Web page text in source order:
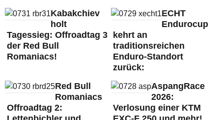
Kabakchiev
holt
Tagessieg: Offroadtag 3
der Red Bull
Romaniacs!
ECHT
Endurocup
kehrt an
traditionsreichen
Enduro-Standort
zurück:
Red Bull
Romaniacs
Offroadtag 2:
AspangRace
2026:
Verlosung einer KTM